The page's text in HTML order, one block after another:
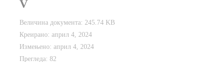
V
Величина документа: 245.74 KB
Креирано: април 4, 2024
Измењено: април 4, 2024
Прегледа: 82